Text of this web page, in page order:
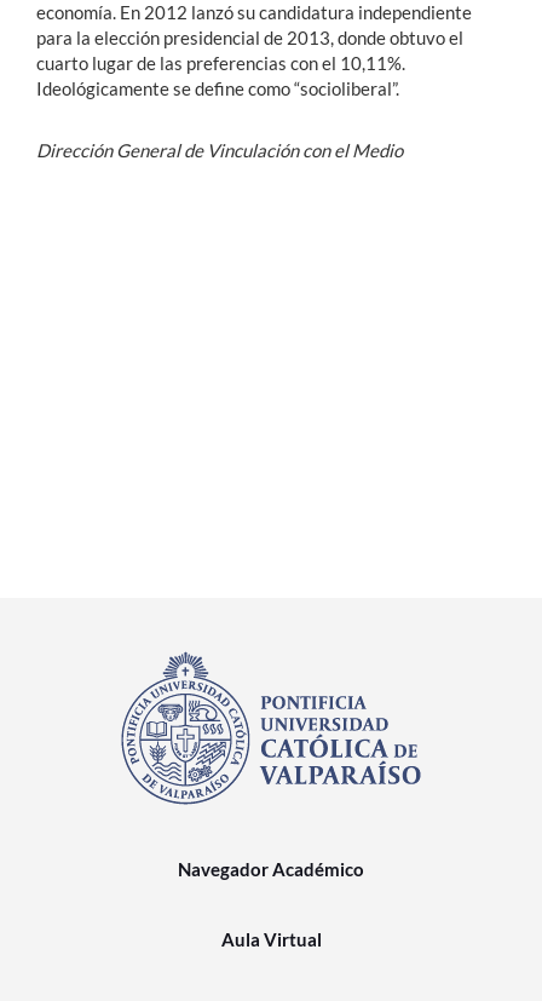
economía. En 2012 lanzó su candidatura independiente
para la elección presidencial de 2013, donde obtuvo el
cuarto lugar de las preferencias con el 10,11%.
Ideológicamente se define como “socioliberal”.
Dirección General de Vinculación con el Medio
Navegador Académico
Aula Virtual